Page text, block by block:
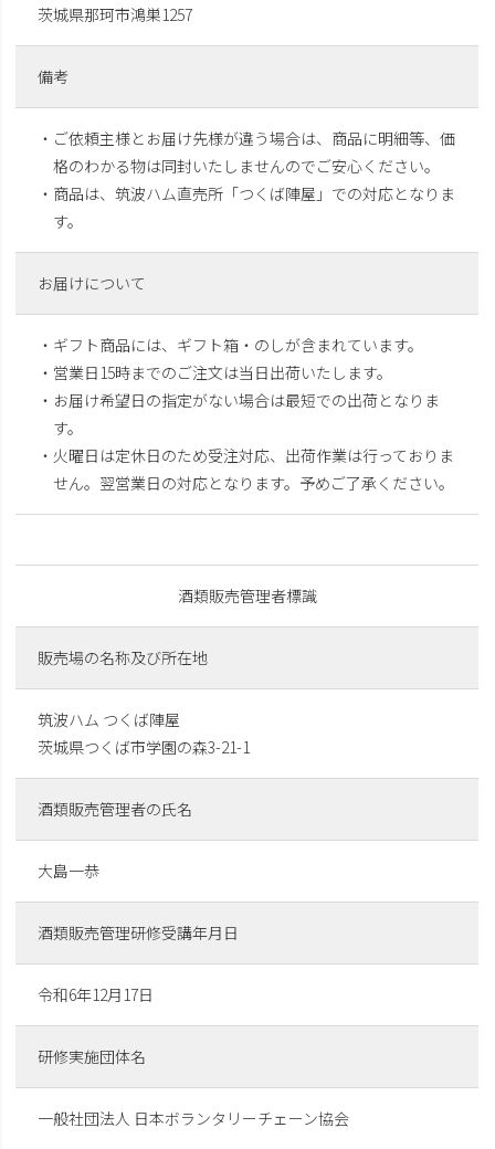
茨城県那珂市鴻巣1257
備考
・ご依頼主様とお届け先様が違う場合は、商品に明細等、価
格のわかる物は同封いたしませんのでご安心ください。
・商品は、筑波ハム直売所「つくば陣屋」での対応となりま
す。
お届けについて
・ギフト商品には、ギフト箱・のしが含まれています。
・営業日15時までのご注文は当日出荷いたします。
・お届け希望日の指定がない場合は最短での出荷となりま
す。
・火曜日は定休日のため受注対応、出荷作業は行っておりま
せん。翌営業日の対応となります。予めご了承ください。
酒類販売管理者標識
販売場の名称及び所在地
筑波ハム つくば陣屋
茨城県つくば市学園の森3-21-1
酒類販売管理者の氏名
大島一恭
酒類販売管理研修受講年月日
令和6年12月17日
研修実施団体名
一般社団法人 日本ボランタリーチェーン協会